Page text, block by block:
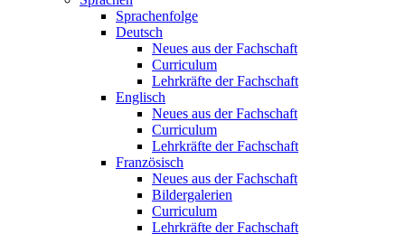
Sprachenfolge
Deutsch
Neues aus der Fachschaft
Curriculum
Lehrkräfte der Fachschaft
Englisch
Neues aus der Fachschaft
Curriculum
Lehrkräfte der Fachschaft
Französisch
Neues aus der Fachschaft
Bildergalerien
Curriculum
Lehrkräfte der Fachschaft